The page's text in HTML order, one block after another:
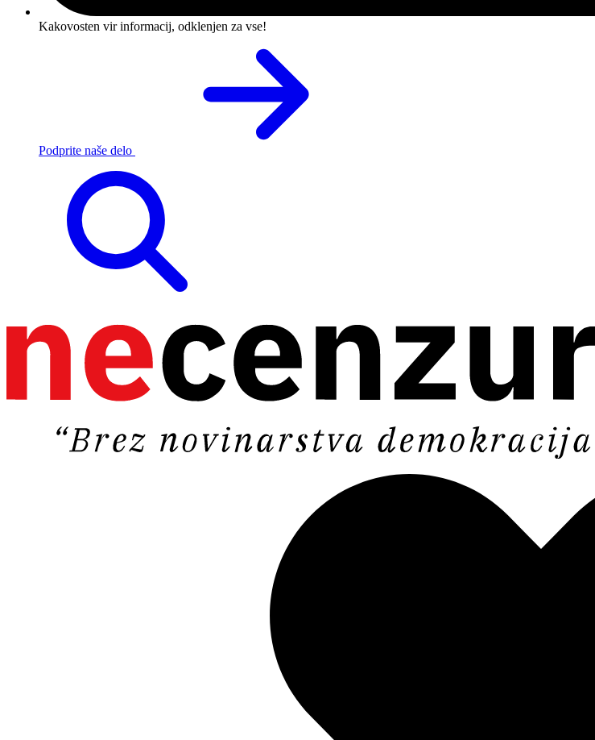
Kakovosten vir informacij, odklenjen za vse!
Podprite naše delo